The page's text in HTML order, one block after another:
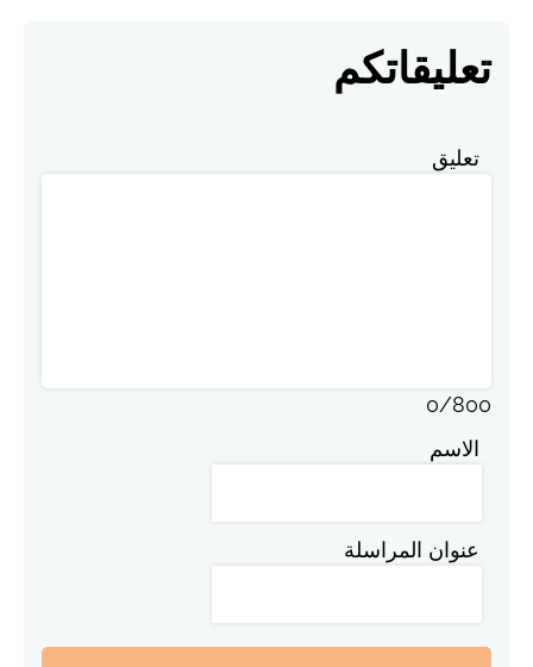
تعليقاتكم
تعليق
0/800
الاسم
عنوان المراسلة